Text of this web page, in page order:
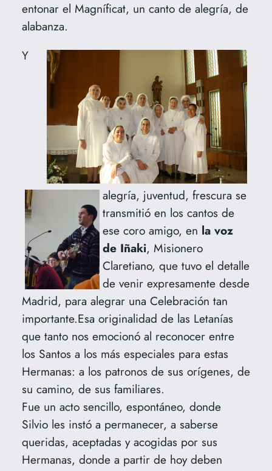
entonar el Magníficat, un canto de alegría, de
alabanza.
Y
alegría, juventud, frescura se
transmitió en los cantos de
ese coro amigo, en la voz
de Iñaki, Misionero
Claretiano, que tuvo el detalle
de venir expresamente desde
Madrid, para alegrar una Celebración tan
importante.Esa originalidad de las Letanías
que tanto nos emocionó al reconocer entre
los Santos a los más especiales para estas
Hermanas: a los patronos de sus orígenes, de
su camino, de sus familiares.
Fue un acto sencillo, espontáneo, donde
Silvio les instó a permanecer, a saberse
queridas, aceptadas y acogidas por sus
Hermanas, donde a partir de hoy deben